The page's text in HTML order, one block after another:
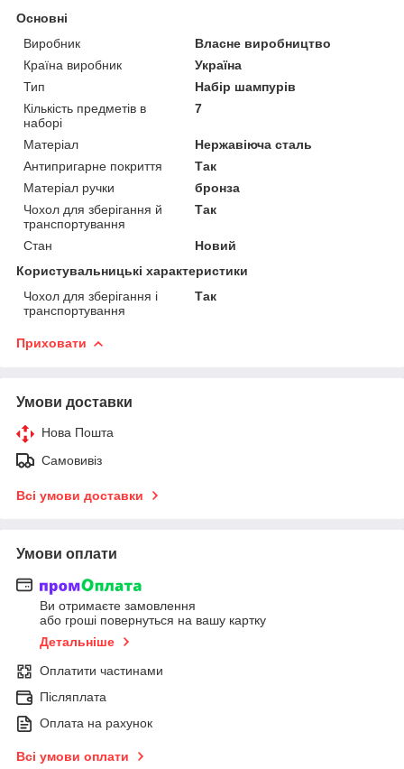
Основні
Виробник
Власне виробництво
Країна виробник
Україна
Тип
Набір шампурів
Кількість предметів в
наборі
7
Матеріал
Нержавіюча сталь
Антипригарне покриття
Так
Матеріал ручки
бронза
Чохол для зберігання й
транспортування
Так
Стан
Новий
Користувальницькі характеристики
Чохол для зберігання і
транспортування
Так
Приховати
Умови доставки
Нова Пошта
Самовивіз
Всі умови доставки
Умови оплати
Ви отримаєте замовлення
або гроші повернуться на вашу картку
Детальніше
Оплатити частинами
Післяплата
Оплата на рахунок
Всі умови оплати